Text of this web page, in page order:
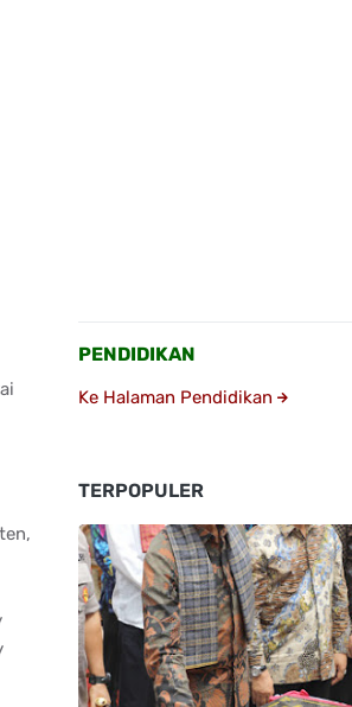
PENDIDIKAN
Ke Halaman Pendidikan
TERPOPULER